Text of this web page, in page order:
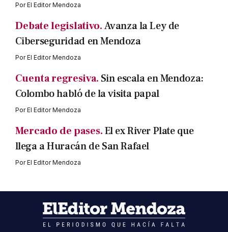
PorEl Editor Mendoza
Debate legislativo.Avanza la Ley de
Ciberseguridad en Mendoza
PorEl Editor Mendoza
Cuenta regresiva. Sin escala en Mendoza:
Colombo habló de la visita papal
PorEl Editor Mendoza
Mercado de pases.El ex River Plate que
llega a Huracán de San Rafael
PorEl Editor Mendoza